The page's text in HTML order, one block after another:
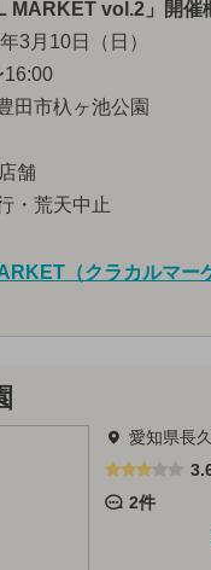
MARKET vol.2」開催
3月10日（日）
16:00
田市杁ヶ池公園
舗
・荒天中止
（クラカルマー
愛知県長
2件